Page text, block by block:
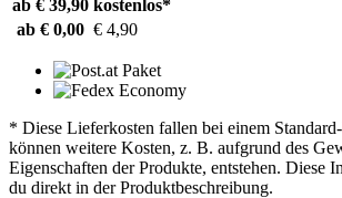
ab € 39,90 kostenlos*
ab € 0,00 € 4,90
* Diese Lieferkosten fallen bei einem
können weitere Kosten, z. B. aufgrund des
Eigenschaften der Produkte, entstehen. Diese
du direkt in der Produktbeschreibung.